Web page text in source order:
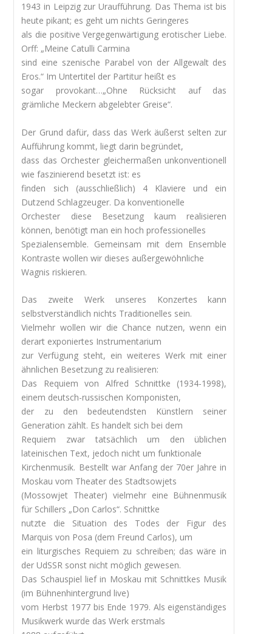
1943 in Leipzig zur Uraufführung. Das Thema ist bis
heute pikant; es geht um nichts Geringeres
als die positive Vergegenwärtigung erotischer Liebe.
Orff: „Meine Catulli Carmina
sind eine szenische Parabel von der Allgewalt des
Eros.“ Im Untertitel der Partitur heißt es
sogar provokant…„Ohne Rücksicht auf das
grämliche Meckern abgelebter Greise“.
Der Grund dafür, dass das Werk äußerst selten zur
Aufführung kommt, liegt darin begründet,
dass das Orchester gleichermaßen unkonventionell
wie faszinierend besetzt ist: es
finden sich (ausschließlich) 4 Klaviere und ein
Dutzend Schlagzeuger. Da konventionelle
Orchester diese Besetzung kaum realisieren
können, benötigt man ein hoch professionelles
Spezialensemble. Gemeinsam mit dem Ensemble
Kontraste wollen wir dieses außergewöhnliche
Wagnis riskieren.
Das zweite Werk unseres Konzertes kann
selbstverständlich nichts Traditionelles sein.
Vielmehr wollen wir die Chance nutzen, wenn ein
derart exponiertes Instrumentarium
zur Verfügung steht, ein weiteres Werk mit einer
ähnlichen Besetzung zu realisieren:
Das Requiem von Alfred Schnittke (1934-1998),
einem deutsch-russischen Komponisten,
der zu den bedeutendsten Künstlern seiner
Generation zählt. Es handelt sich bei dem
Requiem zwar tatsächlich um den üblichen
lateinischen Text, jedoch nicht um funktionale
Kirchenmusik. Bestellt war Anfang der 70er Jahre in
Moskau vom Theater des Stadtsowjets
(Mossowjet Theater) vielmehr eine Bühnenmusik
für Schillers „Don Carlos“. Schnittke
nutzte die Situation des Todes der Figur des
Marquis von Posa (dem Freund Carlos), um
ein liturgisches Requiem zu schreiben; das wäre in
der UdSSR sonst nicht möglich gewesen.
Das Schauspiel lief in Moskau mit Schnittkes Musik
(im Bühnenhintergrund live)
vom Herbst 1977 bis Ende 1979. Als eigenständiges
Musikwerk wurde das Werk erstmals